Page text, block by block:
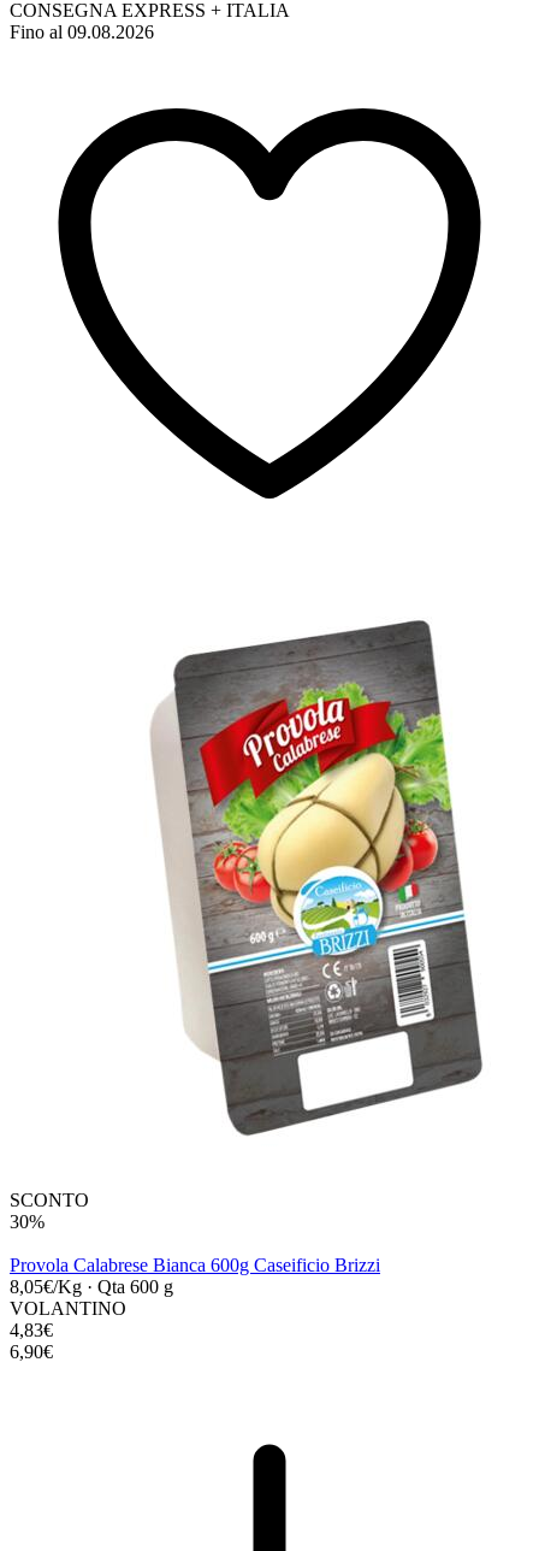
CONSEGNA EXPRESS + ITALIA
Fino al 09.08.2026
SCONTO
30%
Provola Calabrese Bianca 600g Caseificio Brizzi
8,05€/Kg · Qta 600 g
VOLANTINO
4,83€
6,90€